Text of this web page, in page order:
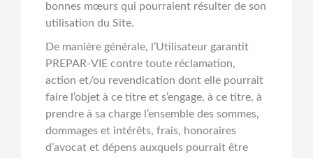
bonnes mœurs qui pourraient résulter de son
utilisation du Site.
De manière générale, l’Utilisateur garantit
PREPAR-VIE contre toute réclamation,
action et/ou revendication dont elle pourrait
faire l’objet à ce titre et s’engage, à ce titre, à
prendre à sa charge l’ensemble des sommes,
dommages et intérêts, frais, honoraires
d’avocat et dépens auxquels pourrait être